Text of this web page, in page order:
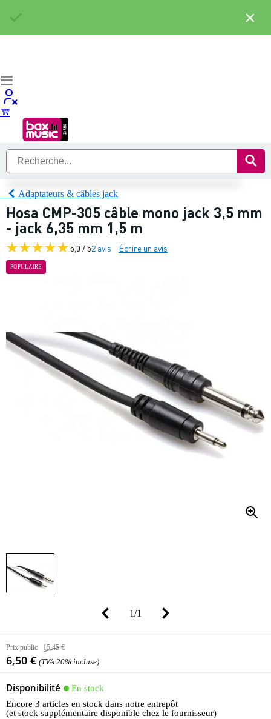
Adaptateurs & câbles jack
Hosa CMP-305 câble mono jack 3,5 mm
- jack 6,35 mm 1,5 m
5,0 / 52 avis Écrire un avis
POPULAIRE
1/1
Prix public 15,45 €
6,50 € (TVA 20% incluse)
Disponibilité
En stock
Encore 3 articles en stock dans notre entrepôt
(et stock supplémentaire disponible chez le fournisseur)
×